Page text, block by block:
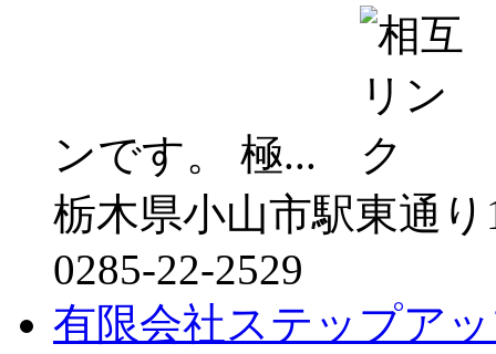
ンです。 極...
栃木県小山市駅東通
0285-22-2529
有限会社ステップア